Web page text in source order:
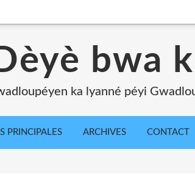
bwa
ka lyanné péyi
PRINCIPALES ARCHIVES CONTACT